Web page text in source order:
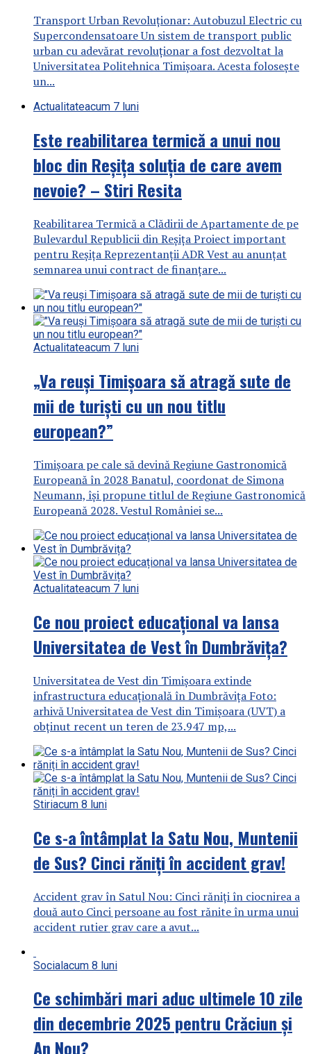
Transport Urban Revoluționar: Autobuzul Electric cu
Supercondensatoare Un sistem de transport public
urban cu adevărat revoluționar a fost dezvoltat la
Universitatea Politehnica Timișoara. Acesta folosește
un...
Actualitateacum 7 luni
Este reabilitarea termică a unui nou
bloc din Reșița soluția de care avem
nevoie? – Stiri Resita
Reabilitarea Termică a Clădirii de Apartamente de pe
Bulevardul Republicii din Reșița Proiect important
pentru Reșița Reprezentanții ADR Vest au anunțat
semnarea unui contract de finanțare...
Actualitateacum 7 luni
„Va reuși Timișoara să atragă sute de
mii de turiști cu un nou titlu
european?”
Timișoara pe cale să devină Regiune Gastronomică
Europeană în 2028 Banatul, coordonat de Simona
Neumann, își propune titlul de Regiune Gastronomică
Europeană 2028. Vestul României se...
Actualitateacum 7 luni
Ce nou proiect educațional va lansa
Universitatea de Vest în Dumbrăvița?
Universitatea de Vest din Timișoara extinde
infrastructura educațională în Dumbrăvița Foto:
arhivă Universitatea de Vest din Timișoara (UVT) a
obținut recent un teren de 23.947 mp,...
Stiriacum 8 luni
Ce s-a întâmplat la Satu Nou, Muntenii
de Sus? Cinci răniți în accident grav!
Accident grav în Satul Nou: Cinci răniți în ciocnirea a
două auto Cinci persoane au fost rănite în urma unui
accident rutier grav care a avut...
Socialacum 8 luni
Ce schimbări mari aduc ultimele 10 zile
din decembrie 2025 pentru Crăciun și
An Nou?